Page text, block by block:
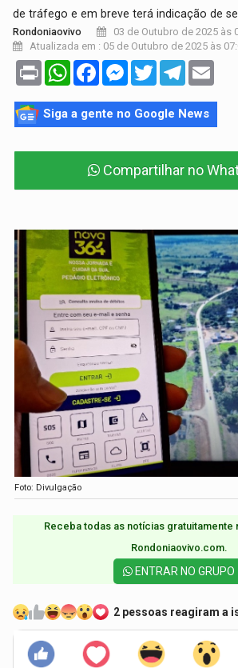
de tráfego e em breve terá indicação de
Rondoniaovivo
03 de Outubro de 2025 às
Atualizada em : 05 de Outubro de 2025 às
Print WhatsAppFacebookMessenger
TwitterTelegram
Siga a gente no Google News
Compartilhar no
Foto: Divulgação
Receba todas as notícias gratuitamente
Rondoniaovivo.com.​
ENTRAR NO GRUPO
2 pessoas reagiram a